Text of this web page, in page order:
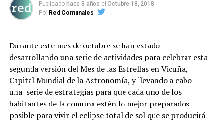
Publicado hace 8 años el Octubre 18, 2018
Por Red Comunales
Durante este mes de octubre se han estado
desarrollando una serie de actividades para celebrar esta
segunda versión del Mes de las Estrellas en Vicuña,
Capital Mundial de la Astronomía, y llevando a cabo
una serie de estrategias para que cada uno de los
habitantes de la comuna estén lo mejor preparados
posible para vivir el eclipse total de sol que se producirá